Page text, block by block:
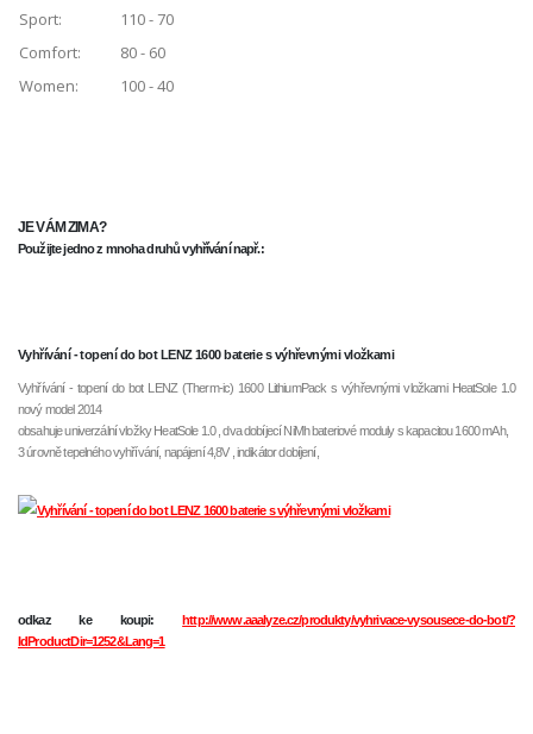
Sport:
110 - 70
Comfort:
80 - 60
Women:
100 - 40
JE VÁM ZIMA?
Použijte jedno z mnoha druhů vyhřívání např.:
Vyhřívání - topení do bot LENZ 1600 baterie s výhřevnými vložkami
Vyhřívání - topení do bot LENZ (Therm-ic) 1600 LithiumPack s výhřevnými vložkami HeatSole 1.0
nový model 2014
obsahuje univerzální vložky HeatSole 1.0 , dva dobíjecí NiMh bateriové moduly s kapacitou 1600 mAh,
3 úrovně tepelného vyhřívání, napájení 4,8V , indikátor dobíjení,
odkaz ke koupi:
http://www.aaalyze.cz/produkty/vyhrivace-vysousece-do-bot/?
IdProductDir=1252&Lang=1